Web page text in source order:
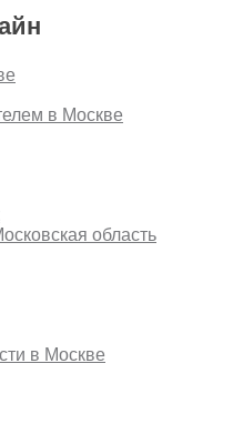
в Москве
область
в Москве